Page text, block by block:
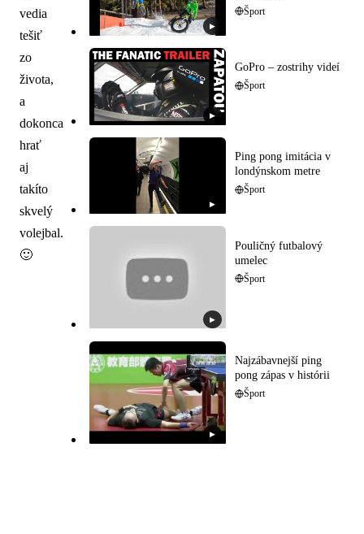
vedia
tešiť
zo
života,
a
dokonca
hrať
aj
takíto
skvelý
volejbal.
🙂
▶
Šport
▶
GoPro – zostrihy videí
Šport
▶
Ping pong imitácia v
londýnskom metre
Šport
▶
Pouličný futbalový
umelec
Šport
▶
Najzábavnejší ping
pong zápas v histórii
Šport